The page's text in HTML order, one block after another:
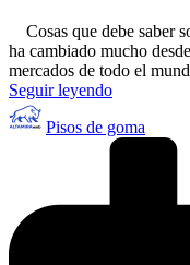
Cosas que debe saber
ha cambiado mucho
mercados de todo el
Seguir leyendo
Publicado
por
Pisos de goma